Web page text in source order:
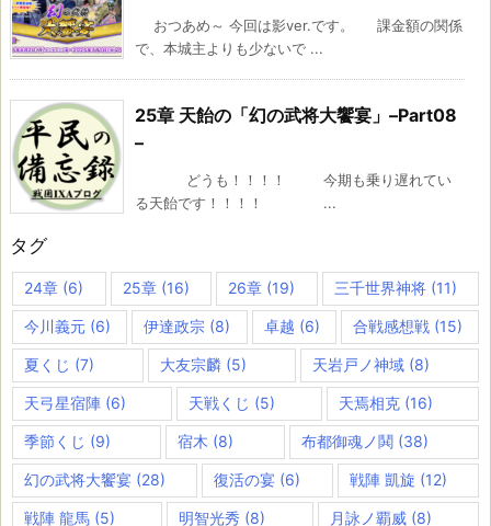
おつあめ～ 今回は影ver.です。 課金額の関係
で、本城主よりも少ないで ...
25章 天飴の「幻の武将大饗宴」–Part08
–
どうも！！！！ 今期も乗り遅れてい
る天飴です！！！！ ...
タグ
24章 (6) 25章(16) 26章 (19) 三千世界神将(11)
今川義元 (6) 伊達政宗 (8) 卓越 (6) 合戦感想戦(15)
夏くじ (7) 大友宗麟 (5) 天岩戸ノ神域 (8)
天弓星宿陣 (6) 天戦くじ (5) 天焉相克(16)
季節くじ (9) 宿木 (8) 布都御魂ノ鬨(38)
幻の武将大饗宴 (28) 復活の宴 (6) 戦陣 凱旋 (12)
戦陣 龍馬 (5) 明智光秀 (8) 月詠ノ覇威(8)